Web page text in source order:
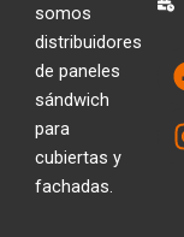
somos
distribuidores
de paneles
sándwich
para
cubiertas y
fachadas.